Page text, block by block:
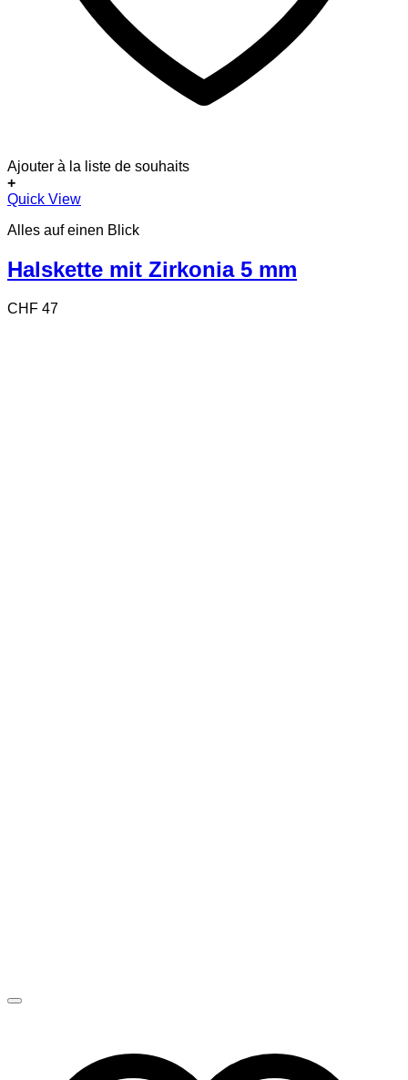
Ajouter à la liste de souhaits
+
Quick View
Alles auf einen Blick
Halskette mit Zirkonia 5 mm
CHF 47